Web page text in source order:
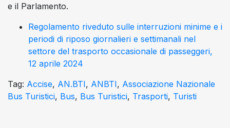
e il Parlamento.
Regolamento riveduto sulle interruzioni minime e i
periodi di riposo giornalieri e settimanali nel
settore del trasporto occasionale di passeggeri,
12 aprile 2024
Tag: Accise, AN.BTI, ANBTI, Associazione Nazionale
Bus Turistici, Bus, Bus Turistici, Trasporti, Turisti